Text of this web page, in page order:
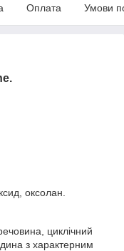
Оплата Умови
оксолан.
циклічний
з характерним